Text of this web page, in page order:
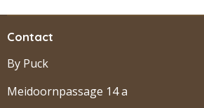
Contact
By Puck
Meidoornpassage 14 a